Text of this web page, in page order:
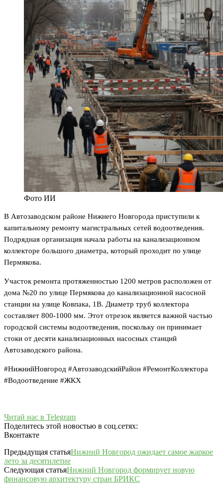
Фото ИИ
В Автозаводском районе Нижнего Новгорода приступили к
капитальному ремонту магистральных сетей водоотведения.
Подрядная организация начала работы на канализационном
коллекторе большого диаметра, который проходит по улице
Пермякова.
Участок ремонта протяженностью 1200 метров расположен от
дома №20 по улице Пермякова до канализационной насосной
станции на улице Ковпака, 1В. Диаметр труб коллектора
составляет 800-1000 мм. Этот отрезок является важной частью
городской системы водоотведения, поскольку он принимает
стоки от десяти канализационных насосных станций
Автозаводского района.
#НижнийНовгород #АвтозаводскийРайон #РемонтКоллектора
#Водоотведение #ЖКХ
Читай нас в Telegram
Поделитесь этой новостью в соц.сетях:
Вконтакте
Предыдущая статьяНижний Новгород ожидает самое жаркое
лето за десятилетие
Следующая статьяНижний Новгород формирует новую
финансовую архитектуру стран БРИКС